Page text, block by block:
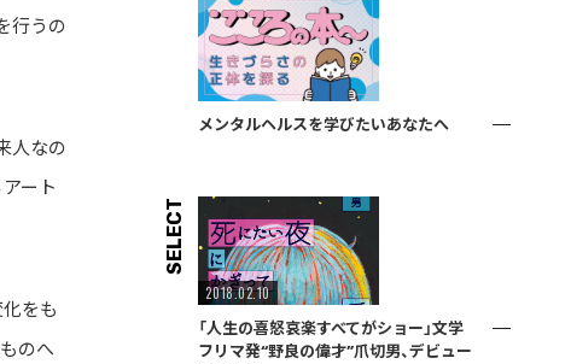
行うの
人なの
ート
をも
のへ
メンタルヘルスを学びたいあなたへ
SELECT
2018.02.10
「人生の喜怒哀楽すべてがショー」文学
フリマ発“野良の偉才”爪切男、デビュー